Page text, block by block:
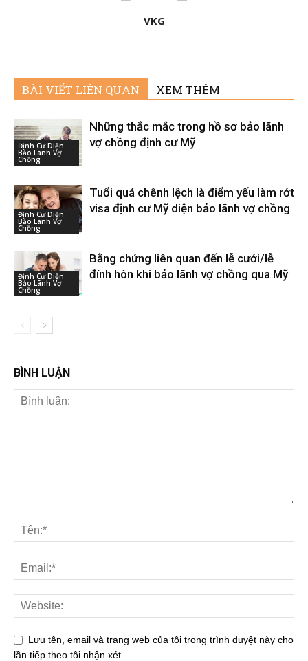
VKG
BÀI VIẾT LIÊN QUAN XEM THÊM
Định Cư Diện
Bảo Lãnh Vợ
Chồng
Những thắc mắc trong hồ sơ bảo lãnh
vợ chồng định cư Mỹ
Định Cư Diện
Bảo Lãnh Vợ
Chồng
Tuổi quá chênh lệch là điểm yếu làm rớt
visa định cư Mỹ diện bảo lãnh vợ chồng
Định Cư Diện
Bảo Lãnh Vợ
Chồng
Bằng chứng liên quan đến lễ cưới/lễ
đính hôn khi bảo lãnh vợ chồng qua Mỹ
BÌNH LUẬN
Lưu tên, email và trang web của tôi trong trình duyệt này cho
lần tiếp theo tôi nhận xét.